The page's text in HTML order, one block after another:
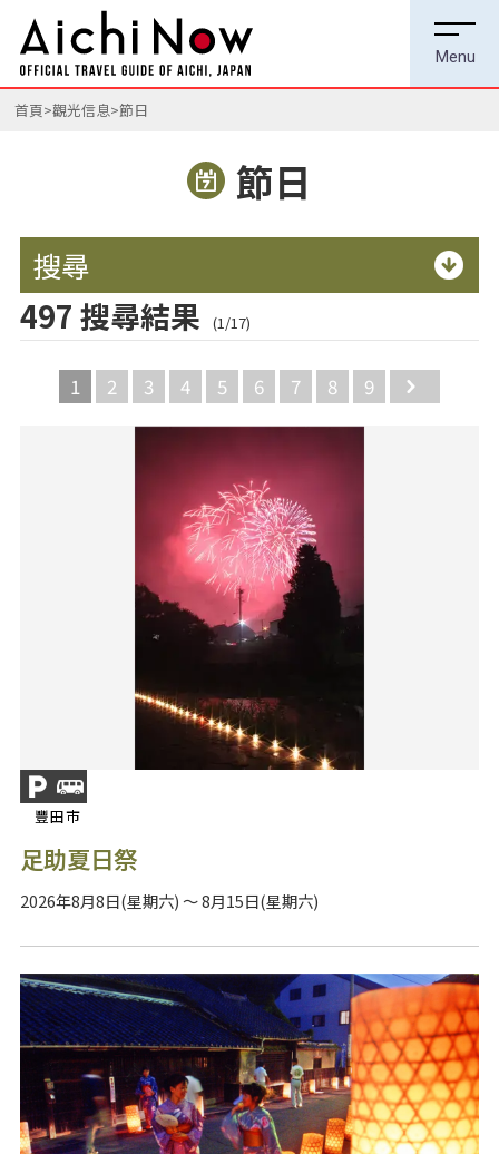
首頁 觀光信息 節日
節日
搜尋
497 搜尋結果 (1/17)
1 2 3 4 5 6 7 8 9
豐田市
足助夏日祭
2026年8月8日(星期六) ～ 8月15日(星期六)